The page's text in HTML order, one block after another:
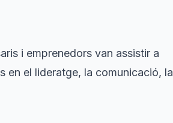
i emprenedors van assistir a
en el lideratge, la comunicació, la